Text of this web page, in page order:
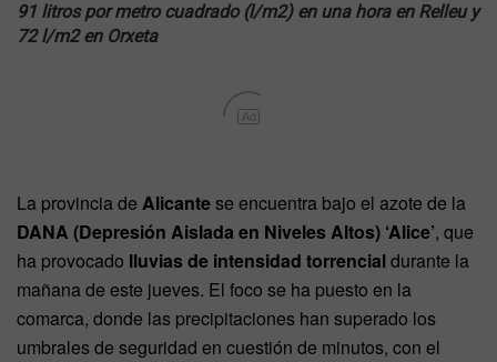
91 litros por metro cuadrado (l/m2) en una hora en Relleu y
72l/m2en Orxeta
Ad
La provincia de Alicantese encuentra bajo el azote de la
DANA (Depresión Aislada en Niveles Altos) ‘Alice’, que
ha provocado lluvias de intensidad torrencialdurante la
mañana de este jueves. El foco se ha puesto en la
comarca, donde las precipitaciones han superado los
umbrales de seguridad en cuestión de minutos, con el